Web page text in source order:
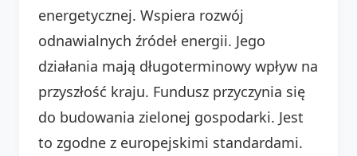
energetycznej. Wspiera rozwój
odnawialnych źródeł energii. Jego
działania mają długoterminowy wpływ na
przyszłość kraju. Fundusz przyczynia się
do budowania zielonej gospodarki. Jest
to zgodne z europejskimi standardami.